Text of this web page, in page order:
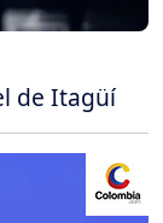
de Itagüí